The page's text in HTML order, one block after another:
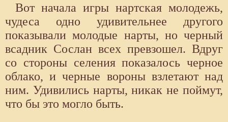
Вот начала игры нартская молодежь,
чудеса одно удивительнее другого
показывали молодые нарты, но черный
всадник Сослан всех превзошел. Вдруг
со стороны селения показалось черное
облако, и черные вороны взлетают над
ним. Удивились нарты, никак не поймут,
что бы это могло быть.